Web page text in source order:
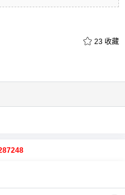
23 收藏